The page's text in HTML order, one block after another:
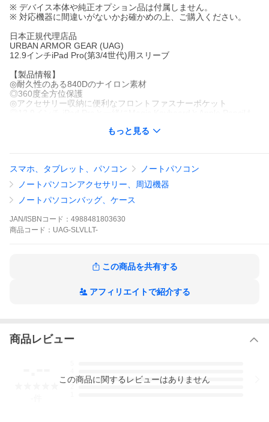
※ デバイス本体や純正オプション品は付属しません。
※ 対応機器に間違いがないかお確かめの上、ご購入ください。
日本正規代理店品
URBAN ARMOR GEAR (UAG)
12.9インチiPad Pro(第3/4世代)用スリーブ
【製品情報】
◎耐久性のある840Dのナイロン素材
◎360度全方位保護
◎アクセサリー収納に便利なフロントファスナーポケット
◎耐衝撃テスト済み(MIL STD 810G-516.6)
■型番：iPad Pro 12.9インチ(第3/4世代)用スリーブ
UAG-SLVLLT-BK(ブラック)
UAG-SLVLLT-GY(グレイ)
■材質：ナイロン
■質量 (g)：約254
■同梱品：製品本体
UAG 12.9インチiPad Pro(第3/4世代)用 SLEEVE 全3色 UAG-SLVL
もっと見る
スマホ、タブレット、パソコン
ノートパソコン
ノートパソコンアクセサリー、周辺機器
ノートパソコンバッグ、ケース
JAN/ISBNコード： 4988481803630
商品 コード： UAG-SLVLLT-
この商品を共有する
アフィリエイトで紹介する
商品レビュー
3
この商品に関するレビューはありません